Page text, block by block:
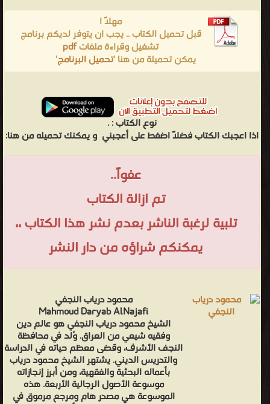
مهلاً !
قبل تحميل الكتاب .. يجب ان يتوفر لديكم برنامج
تشغيل وقراءة ملفاتpdf
يمكن تحميلة من هنا 'تحميل البرنامج'
نوع الكتاب :.
اذا اعجبك الكتاب فضلاً اضغط على أعجبني و يمكنك تحميله من هنا:
عفواً..
تم ازالة الكتاب
تلبية لرغبة الناشر بعدم نشر هذا الكتاب ،،
يمكنكم شراؤه من دار النشر
محمود درياب النجفي
Mahmoud Daryab AlNajafi
الشيخ محمود درياب النجفي هو عالم دين
وفقيه شيعي من العراق. وُلد في محافظة
النجف الأشرف، وقضى معظم حياته في الدراسة
والتدريس الديني. يشتهر الشيخ محمود درياب
بأعماله البحثية والفقهية، ومن أبرز إنجازاته
موسوعة الأصول الرجالية الأربعة. هذه
الموسوعة هي مصدر هام ومرجع مرموق في